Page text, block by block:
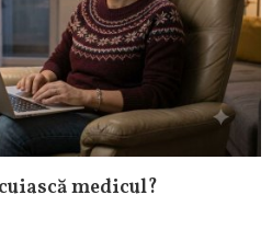
medicul?